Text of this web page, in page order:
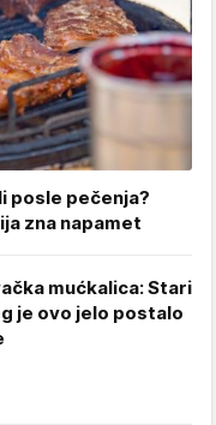
posle pečenja?
zna napamet
mućkalica: Stari
je ovo jelo postalo